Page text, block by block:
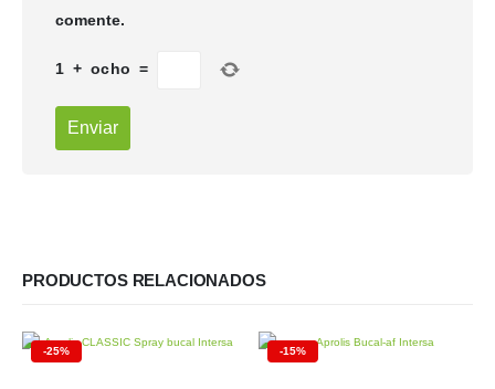
comente.
1 + ocho =
PRODUCTOS RELACIONADOS
-25% -15%